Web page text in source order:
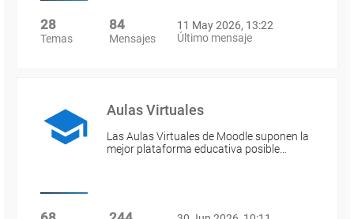
28
Temas
84
Mensajes
11 May 2026, 13:22
Último mensaje
Aulas Virtuales
Las Aulas Virtuales de Moodle suponen la
mejor plataforma educativa posible…